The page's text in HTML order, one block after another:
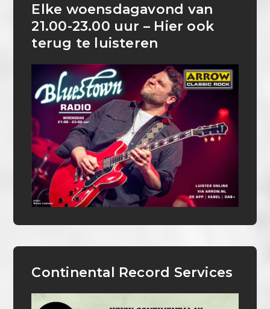
Elke woensdagavond van
21.00-23.00 uur – Hier ook
terug te luisteren
Continental Record Services